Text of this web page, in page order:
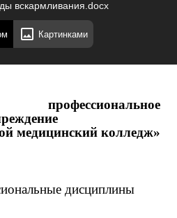
вскармливания.docx
Картинками
профессиональное
медицинский колледж»
дисциплины